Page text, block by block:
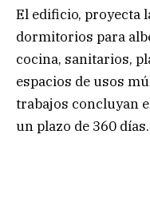
El edificio, proyecta
dormitorios para
cocina, sanitarios,
espacios de usos
trabajos concluyan
un plazo de 360 días.